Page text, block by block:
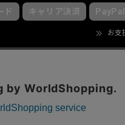
ド キャリア決済 PayPal
お支
clothing